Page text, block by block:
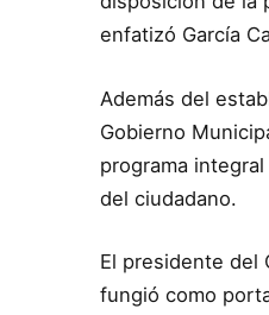
enfatizó García
Además del
Gobierno
programa
del ciudadano.
El presidente del
fungió como